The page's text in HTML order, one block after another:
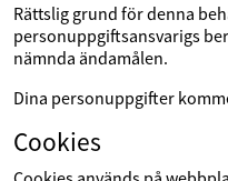
Rättslig grund för denna
personuppgiftsansvarigs
nämnda ändamålen.
Dina personuppgifter
Cookies